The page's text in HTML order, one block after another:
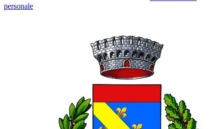
personale